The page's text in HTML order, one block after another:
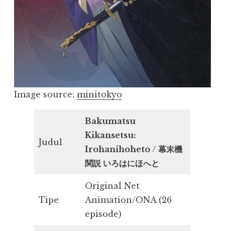
Image source: minitokyo
Judul
Bakumatsu
Kikansetsu:
Irohanihoheto / 幕末機
関説 いろはにほへと
Tipe
Original Net
Animation/ONA (26
episode)